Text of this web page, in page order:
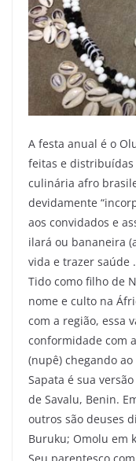
A festa anual é o
feitas e
culinária afro
devidamente
aos convidados e
ilará ou bananeira
vida e trazer saúde .
Tido como filho de
nome e culto na
com a região, essa
conformidade com
(nupê) chegando
Sapata é sua
de Savalu, Benin.
outros são deuses
Buruku; Omolu em